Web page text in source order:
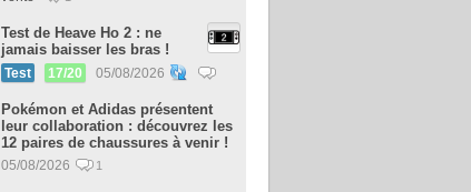
Test de Heave Ho 2 : ne
jamais baisser les bras !
Test 17/20 05/08/2026
Pokémon et Adidas présentent
leur collaboration : découvrez les
12 paires de chaussures à venir !
05/08/2026 1